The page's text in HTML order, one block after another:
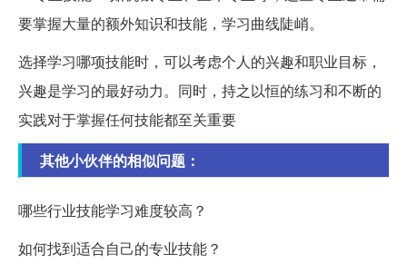
要掌握大量的额外知识和技能，学习曲线陡峭。
选择学习哪项技能时，可以考虑个人的兴趣和职业目标，
兴趣是学习的最好动力。同时，持之以恒的练习和不断的
实践对于掌握任何技能都至关重要
其他小伙伴的相似问题：
哪些行业技能学习难度较高？
如何找到适合自己的专业技能？